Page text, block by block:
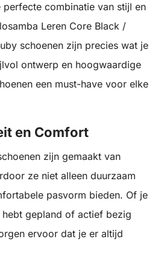
combinatie van stijl en
Leren Core Black /
schoenen zijn precies wat je
ontwerp en hoogwaardige
een must-have voor elke
en Comfort
zijn gemaakt van
ze niet alleen duurzaam
pasvorm bieden. Of je
hebt gepland of actief bezig
ervoor dat je er altijd